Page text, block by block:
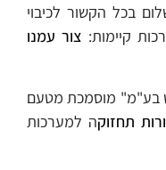
בכל הקשור לכיבוי
קיימות: צור עמנו
בע"מ" מוסמכת מטעם
תחזוקה למערכות